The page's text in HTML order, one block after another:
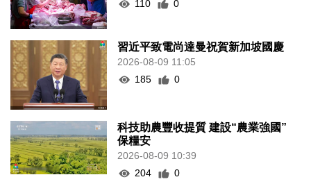
110 0
習近平致電尚達曼祝賀新加坡國慶
2026-08-09 11:05
185
0
科技助農豐收提質 建設“農業強國”
保糧安
2026-08-09 10:39
204
0